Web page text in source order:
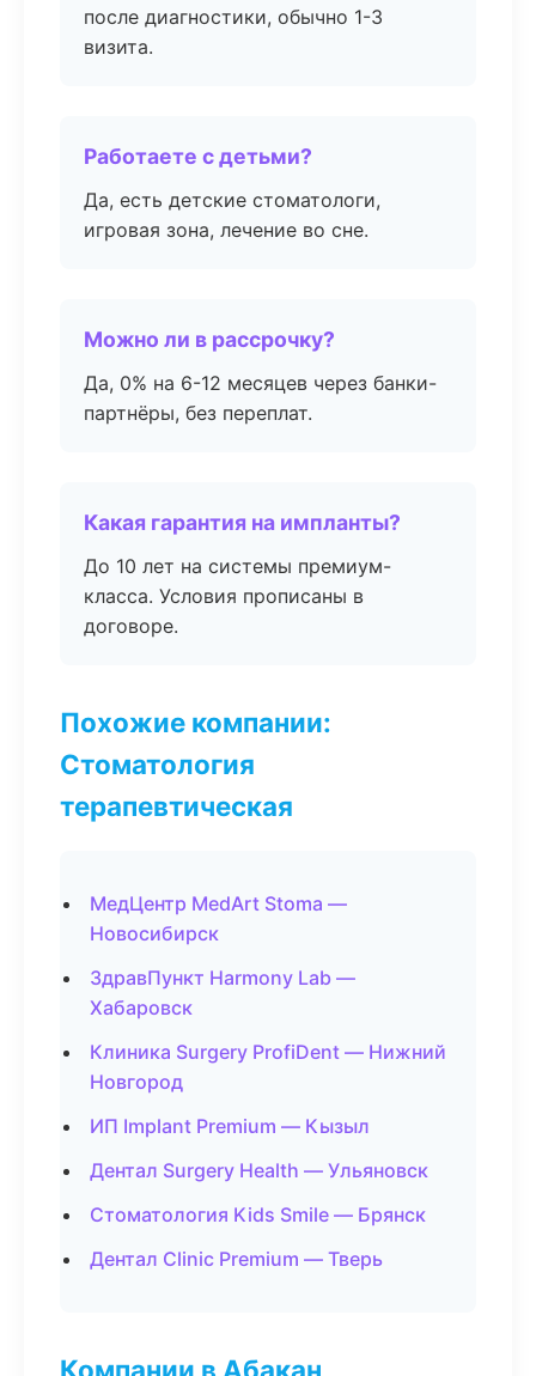
после диагностики, обычно 1-3
визита.
Работаете с детьми?
Да, есть детские стоматологи,
игровая зона, лечение во сне.
Можно ли в рассрочку?
Да, 0% на 6-12 месяцев через банки-
партнёры, без переплат.
Какая гарантия на импланты?
До 10 лет на системы премиум-
класса. Условия прописаны в
договоре.
Похожие компании:
Стоматология
терапевтическая
МедЦентр MedArt Stoma —
Новосибирск
ЗдравПункт Harmony Lab —
Хабаровск
Клиника Surgery ProfiDent — Нижний
Новгород
ИП Implant Premium — Кызыл
Дентал Surgery Health — Ульяновск
Стоматология Kids Smile — Брянск
Дентал Clinic Premium — Тверь
Компании в Абакан